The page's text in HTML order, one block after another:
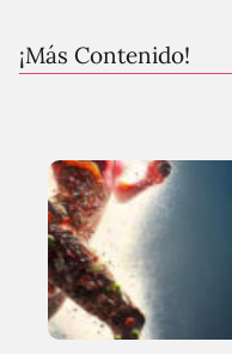
¡Más Contenido!